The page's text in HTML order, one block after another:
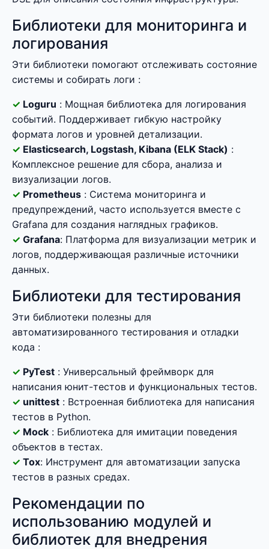
Библиотеки для мониторинга и
логирования
Эти библиотеки помогают отслеживать состояние
системы и собирать логи :
Loguru : Мощная библиотека для логирования
событий. Поддерживает гибкую настройку
формата логов и уровней детализации.
Elasticsearch, Logstash, Kibana (ELK Stack) :
Комплексное решение для сбора, анализа и
визуализации логов.
Prometheus : Система мониторинга и
предупреждений, часто используется вместе с
Grafana для создания наглядных графиков.
Grafana: Платформа для визуализации метрик и
логов, поддерживающая различные источники
данных.
Библиотеки для тестирования
Эти библиотеки полезны для
автоматизированного тестирования и отладки
кода :
PyTest : Универсальный фреймворк для
написания юнит-тестов и функциональных тестов.
unittest : Встроенная библиотека для написания
тестов в Python.
Mock : Библиотека для имитации поведения
объектов в тестах.
Tox: Инструмент для автоматизации запуска
тестов в разных средах.
Рекомендации по
использованию модулей и
библиотек для внедрения